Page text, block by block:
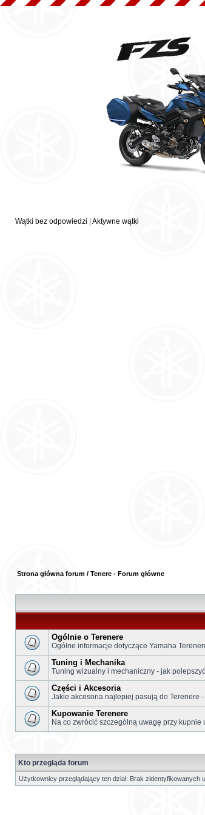
Wątki bez odpowiedzi Aktywne wątki
Strona główna forum / Tenere - Forum główne
Ogólnie o Terenere
Ogólne informacje dotyczące Yamaha
Tuning i Mechanika
Tuning wizualny i mechaniczny - jak
Części i Akcesoria
Jakie akcesoria najlepiej pasują do Terenere
Kupowanie Terenere
Na co zwrócić szczególną uwagę przy
Kto przegląda forum
Użytkownicy przeglądający ten dział: Brak zidentyfikowanych